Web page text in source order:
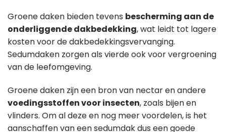
Groene daken bieden tevens bescherming aan de
onderliggende dakbedekking, wat leidt tot lagere
kosten voor de dakbedekkingsvervanging.
Sedumdaken zorgen als vierde ook voor vergroening
van de leefomgeving.
Groene daken zijn een bron van nectar en andere
voedingsstoffen voor insecten, zoals bijen en
vlinders. Om al deze en nog meer voordelen, is het
aanschaffen van een sedumdak dus een goede